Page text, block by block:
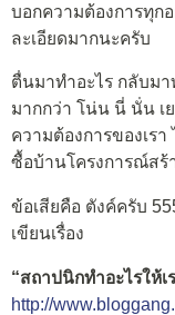
บอกความต้องการทุก
ละเอียดมากนะครับ
ตื่นมาทำอะไร กลับม
มากกว่า โน่น นี่ นั่น เ
ความต้องการของเร
ซื้อบ้านโครงการณ์สร้
ข้อเสียคือ ตังค์ครับ
เขียนเรื่อง
“สถาปนิกทำอะไรให้เ
http://